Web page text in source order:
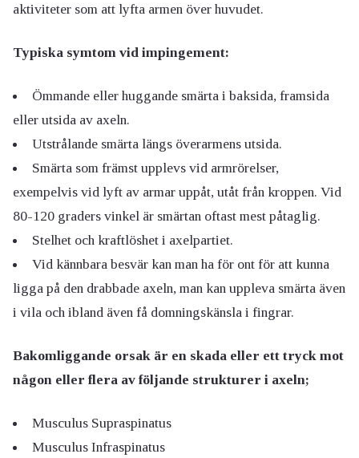
aktiviteter som att lyfta armen över huvudet.
Typiska symtom vid impingement:
Ömmande eller huggande smärta i baksida, framsida
eller utsida av axeln.
Utstrålande smärta längs överarmens utsida.
Smärta som främst upplevs vid armrörelser,
exempelvis vid lyft av armar uppåt, utåt från kroppen. Vid
80-120 graders vinkel är smärtan oftast mest påtaglig.
Stelhet och kraftlöshet i axelpartiet.
Vid kännbara besvär kan man ha för ont för att kunna
ligga på den drabbade axeln, man kan uppleva smärta även
i vila och ibland även få domningskänsla i fingrar.
Bakomliggande orsak är en skada eller ett tryck mot
någon eller flera av följande strukturer i axeln;
Musculus Supraspinatus
Musculus Infraspinatus